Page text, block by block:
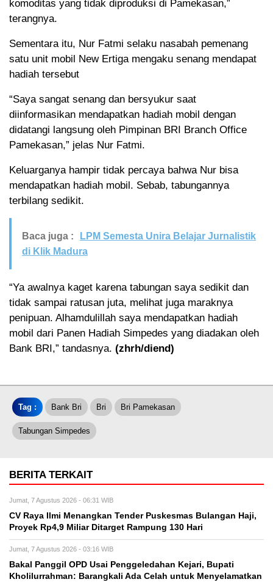
komoditas yang tidak diproduksi di Pamekasan,”
terangnya.
Sementara itu, Nur Fatmi selaku nasabah pemenang
satu unit mobil New Ertiga mengaku senang mendapat
hadiah tersebut
“Saya sangat senang dan bersyukur saat
diinformasikan mendapatkan hadiah mobil dengan
didatangi langsung oleh Pimpinan BRI Branch Office
Pamekasan,” jelas Nur Fatmi.
Keluarganya hampir tidak percaya bahwa Nur bisa
mendapatkan hadiah mobil. Sebab, tabungannya
terbilang sedikit.
Baca juga :
LPM Semesta Unira Belajar Jurnalistik
di Klik Madura
“Ya awalnya kaget karena tabungan saya sedikit dan
tidak sampai ratusan juta, melihat juga maraknya
penipuan. Alhamdulillah saya mendapatkan hadiah
mobil dari Panen Hadiah Simpedes yang diadakan oleh
Bank BRI,” tandasnya. (zhrh/diend)
Tag : Bank Bri Bri Bri Pamekasan
Tabungan Simpedes
BERITA TERKAIT
Jumat, 7 Agustus 2026 - 06:31 WIB
CV Raya Ilmi Menangkan Tender Puskesmas Bulangan Haji,
Proyek Rp4,9 Miliar Ditarget Rampung 130 Hari
Jumat, 7 Agustus 2026 - 03:16 WIB
Bakal Panggil OPD Usai Penggeledahan Kejari, Bupati
Kholilurrahman: Barangkali Ada Celah untuk Menyelamatkan